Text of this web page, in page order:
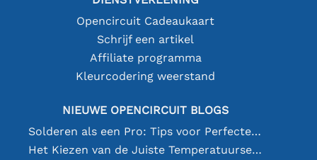
Opencircuit Cadeaukaart
Schrijf een artikel
Affiliate programma
Kleurcodering weerstand
NIEUWE OPENCIRCUIT BLOGS
Solderen als een Pro: Tips voor Perfecte Elektronische Verbindingen
Het Kiezen van de Juiste Temperatuursensor [youtube]